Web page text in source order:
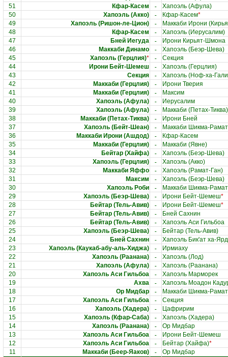
51
Кфар-Касем -
Хапоэль (Афула)
50
Хапоэль (Акко) - Кфар-Касем*
49
Хапоэль (Ришон-ле-Цион) -
Маккаби Ирони
48
Кфар-Касем -
Хапоэль (Иерусалим)
47
Бней Иегуда -
Ирони Кирьят-Шмона
46
Маккаби Динамо -
Хапоэль (Беэр-Шева)
45
Хапоэль (Герцлия)* -
Секция
44
Ирони Бейт-Шемеш -
Хапоэль (Герцлия)
43
Секция -
Хапоэль (Ноф-ха-
42
Маккаби (Герцлия) -
Ирони Тверия
41
Маккаби (Герцлия) -
Максим
40
Хапоэль (Афула) -
Иерусалим
39
Хапоэль (Афула) -
Маккаби (Петах-Тиква)
38
Маккаби (Петах-Тиква) -
Ирони Бней
37
Хапоэль (Бейт-Шеан) -
Маккаби Шикма-
36
Маккаби Ирони (Ашдод) -
Кфар-Касем
35
Маккаби (Герцлия) -
Маккаби (Явне)
34
Бейтар (Хайфа) -
Хапоэль (Беэр-Шева)
33
Хапоэль (Герцлия) -
Хапоэль (Акко)
32
Маккаби Яффо -
Хапоэль (Рамат-Ган)
31
Максим -
Хапоэль (Беэр-Шева)
30
Хапоэль Роби -
Маккаби Шикма-
29
Хапоэль (Беэр-Шева) - Ирони Бейт-Шемеш*
28
Бейтар (Тель-Авив) - Ирони Бейт-Шемеш*
27
Бейтар (Тель-Авив) -
Бней Сахнин
26
Бейтар (Тель-Авив) -
Хапоэль Аси Гильбоа
25
Хапоэль (Беэр-Шева) -
Бейтар (Тель-Авив)
24
Бней Сахнин -
Хапоэль Бик'ат ха-
23
Хапоэль (Каукаб-абу-аль-Хиджа) -
Ирмиаху
22
Хапоэль (Раанана) -
Хапоэль (Лод)
21
Хапоэль (Афула) -
Хапоэль (Раанана)
20
Хапоэль Аси Гильбоа -
Хапоэль Марморек
19
Ахва -
Хапоэль Моадон
18
Ор Мидбар -
Маккаби Шикма-
17
Хапоэль Аси Гильбоа -
Секция
16
Хапоэль (Хадера) -
Цафририм
15
Хапоэль (Кфар-Саба) -
Хапоэль (Хадера)
14
Хапоэль (Раанана) -
Ор Мидбар
13
Хапоэль Аси Гильбоа -
Ирони Бейт-Шемеш
12
Хапоэль Аси Гильбоа - Бейтар (Хайфа)*
11
Маккаби (Беер-Яаков) - Ор Мидбар